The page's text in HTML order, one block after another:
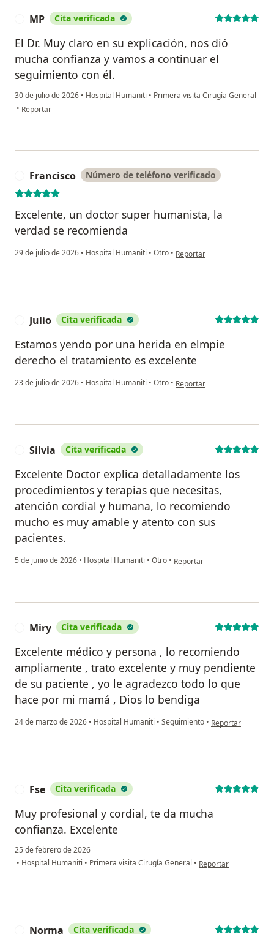
MP Cita verificada
El Dr. Muy claro en su explicación, nos dió
mucha confianza y vamos a continuar el
seguimiento con él.
30 de julio de 2026 • Hospital Humaniti • Primera visita Cirugía General
• en opinión del usuario MP
Reportar
Francisco Número de teléfono verificado
Excelente, un doctor super humanista, la
verdad se recomienda
29 de julio de 2026 • Hospital Humaniti • Otro • en opinión del usuario
Reportar
Julio Cita verificada
Estamos yendo por una herida en elmpie
derecho el tratamiento es excelente
23 de julio de 2026 • Hospital Humaniti • Otro • en opinión del usuario Julio
Reportar
Silvia Cita verificada
Excelente Doctor explica detalladamente los
procedimientos y terapias que necesitas,
atención cordial y humana, lo recomiendo
mucho es muy amable y atento con sus
pacientes.
5 de junio de 2026 • Hospital Humaniti • Otro • en opinión del usuario Silvia
Reportar
Miry Cita verificada
Excelente médico y persona , lo recomiendo
ampliamente , trato excelente y muy pendiente
de su paciente , yo le agradezco todo lo que
hace por mi mamá , Dios lo bendiga
24 de marzo de 2026 • Hospital Humaniti • Seguimiento • en opinión del
Reportar
Fse Cita verificada
Muy profesional y cordial, te da mucha
confianza. Excelente
25 de febrero de 2026
• Hospital Humaniti • Primera visita Cirugía General • en opinión del
Reportar
Norma Cita verificada